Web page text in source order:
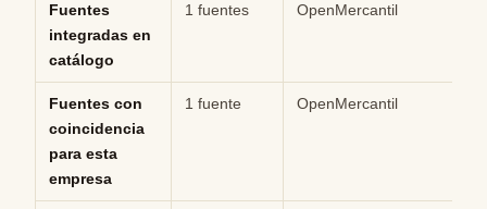
Fuentes
integradas en
catálogo
1 fuentes OpenMercantil
Fuentes con
coincidencia
para esta
empresa
1 fuente OpenMercantil